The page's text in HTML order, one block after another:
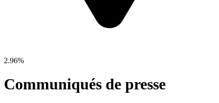
2.96%
Communiqués de presse